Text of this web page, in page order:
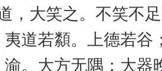
，大笑之。不笑不
夷道若纇。上德若谷
渝。大方无隅；大器